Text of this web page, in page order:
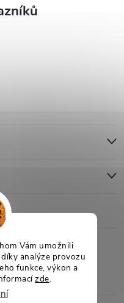
Vám umožnili
analýze provozu
funkce, výkon a
zde.